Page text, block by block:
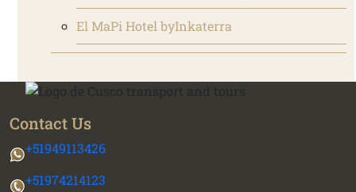
El MaPi Hotel byInkaterra
Contact Us
+51949113426
+51974214123